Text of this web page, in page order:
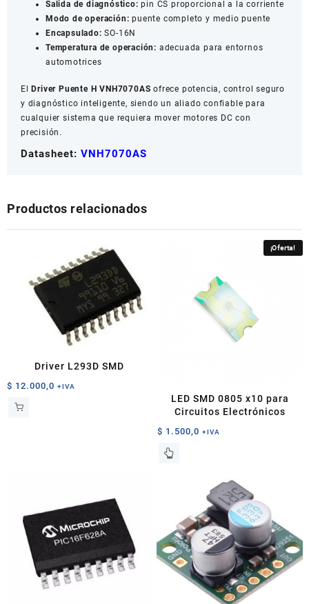
Salida de diagnóstico: pin CS proporcional a la corriente
Modo de operación: puente completo y medio puente
Encapsulado: SO-16N
Temperatura de operación: adecuada para entornos
automotrices
ElDriver Puente H VNH7070AS ofrece potencia, control seguro
y diagnóstico inteligente, siendo un aliado confiable para
cualquier sistema que requiera mover motores DC con
precisión.
Datasheet: VNH7070AS
Productos relacionados
Driver L293D SMD
$ 12.000,0 +IVA
¡Oferta!
LED SMD 0805 x10 para
Circuitos Electrónicos
$ 1.500,0 +IVA
Este
opciones
se
pueden